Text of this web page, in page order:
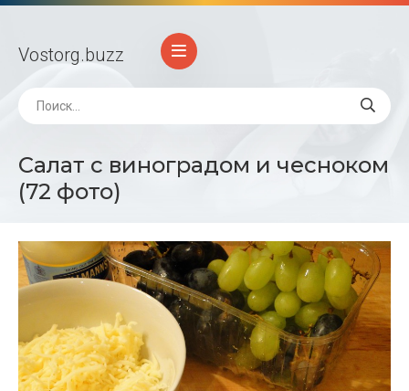
Vostorg.buzz
Салат с виноградом и чесноком
(72 фото)